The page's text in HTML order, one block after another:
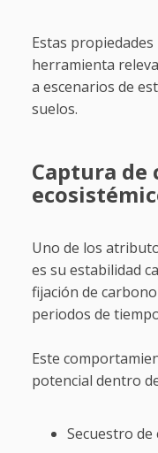
Estas
herramienta
a escenarios de
suelos.
Captura de
Uno de los
es su estabilidad
fijación de
periodos de
Este
potencial dentro
Secuestro